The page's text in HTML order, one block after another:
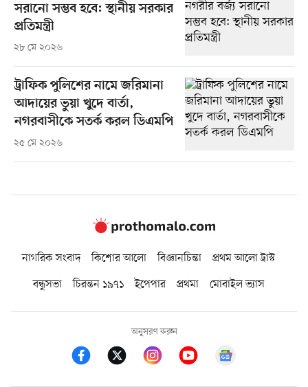
সরানো সম্ভব হবে: স্থানীয় সরকার
প্রতিমন্ত্রী
২৮ মে ২০২৬
ট্রাফিক পুলিশের নামে জরিমানা
আদায়ের ভুয়া খুদে বার্তা,
নগরবাসীকে সতর্ক করল ডিএমপি
২৫ মে ২০২৬
নাগরিক সংবাদ কিশোর আলো বিজ্ঞানচিন্তা
প্রথম আলো ট্রাস্ট
বন্ধুসভা
চিরন্তন ১৯৭১ ইপেপার প্রথমা মোবাইল ভ্যাস
অনুসরণ করুন